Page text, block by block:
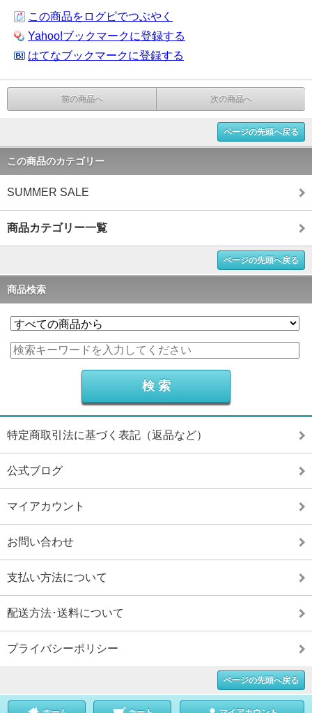
この商品をログピでつぶやく
Yahoo!ブックマークに登録する
はてなブックマークに登録する
前の商品へ 次の商品へ
ページの先頭へ戻る
この商品のカテゴリー
SUMMER SALE
商品カテゴリー一覧
ページの先頭へ戻る
商品検索
特定商取引法に基づく表記（返品など）
公式ブログ
マイアカウント
お問い合わせ
支払い方法について
配送方法･送料について
プライバシーポリシー
ページの先頭へ戻る